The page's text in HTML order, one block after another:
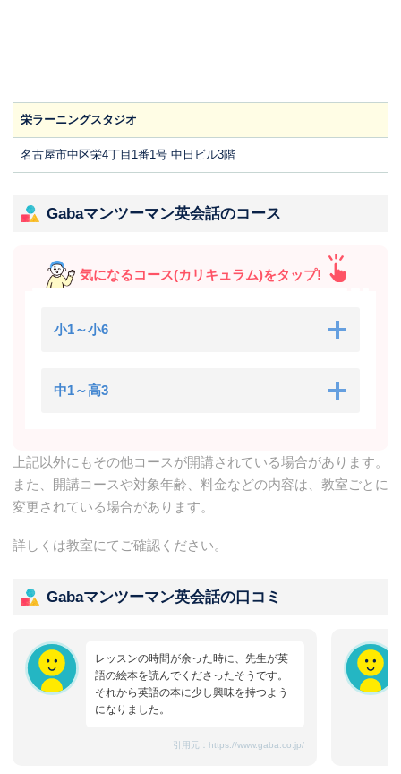
栄ラーニングスタジオ
名古屋市中区栄4丁目1番1号 中日ビル3階
Gabaマンツーマン英会話のコース
気になるコース(カリキュラム)をタップ!
小1～小6
中1～高3
上記以外にもその他コースが開講されている場合があります。
また、開講コースや対象年齢、料金などの内容は、教室ごとに
変更されている場合があります。
詳しくは教室にてご確認ください。
Gabaマンツーマン英会話の口コミ
レッスンの時間が余った時に、先生が英
語の絵本を読んでくださったそうです。
それから英語の本に少し興味を持つよう
になりました。
引用元： https://www.gaba.co.jp/